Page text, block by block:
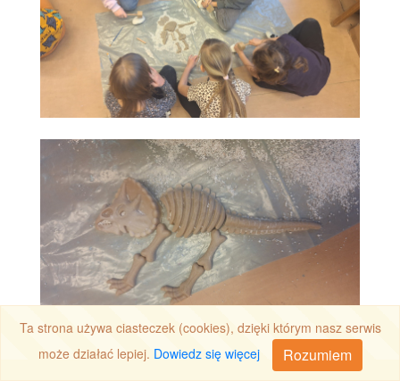
Ta strona używa ciasteczek (cookies), dzięki którym nasz serwis
może działać lepiej. Dowiedz się więcej Rozumiem
Zadzwoń